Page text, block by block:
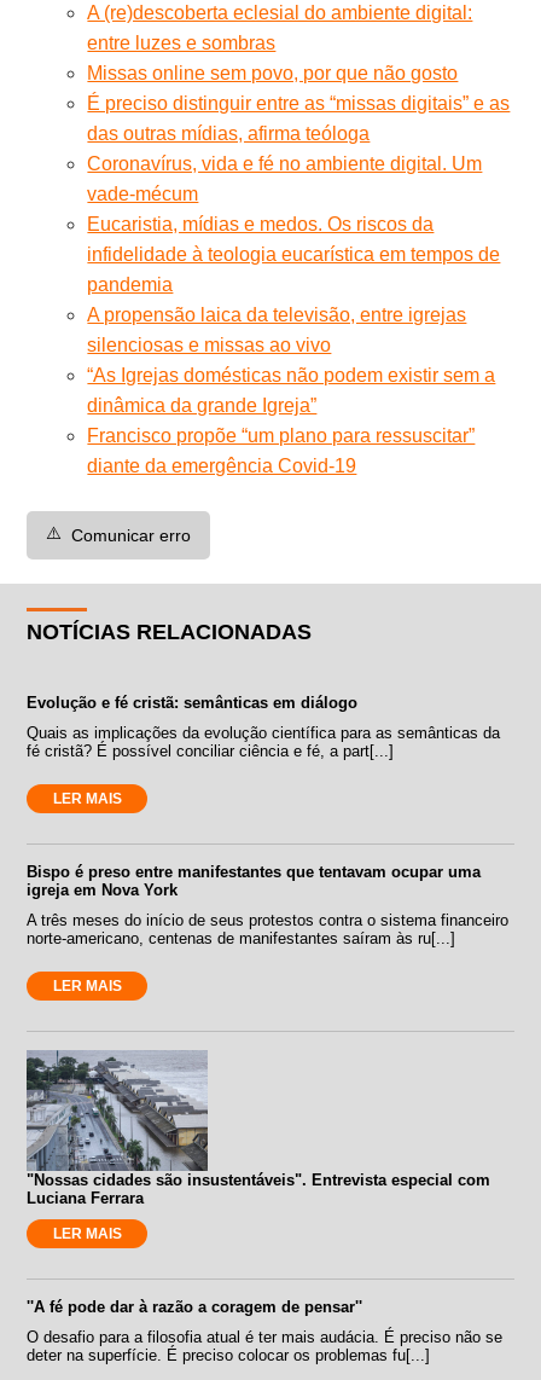
A (re)descoberta eclesial do ambiente digital:
entre luzes e sombras
Missas online sem povo, por que não gosto
É preciso distinguir entre as “missas digitais” e as
das outras mídias, afirma teóloga
Coronavírus, vida e fé no ambiente digital. Um
vade-mécum
Eucaristia, mídias e medos. Os riscos da
infidelidade à teologia eucarística em tempos de
pandemia
A propensão laica da televisão, entre igrejas
silenciosas e missas ao vivo
“As Igrejas domésticas não podem existir sem a
dinâmica da grande Igreja”
Francisco propõe “um plano para ressuscitar”
diante da emergência Covid-19
⚠️ Comunicar erro
NOTÍCIAS RELACIONADAS
Evolução e fé cristã: semânticas em diálogo
Quais as implicações da evolução científica para as semânticas da
fé cristã? É possível conciliar ciência e fé, a part[...]
LER MAIS
Bispo é preso entre manifestantes que tentavam ocupar uma
igreja em Nova York
A três meses do início de seus protestos contra o sistema financeiro
norte-americano, centenas de manifestantes saíram às ru[...]
LER MAIS
"Nossas cidades são insustentáveis". Entrevista especial com
Luciana Ferrara
LER MAIS
''A fé pode dar à razão a coragem de pensar''
O desafio para a filosofia atual é ter mais audácia. É preciso não se
deter na superfície. É preciso colocar os problemas fu[...]